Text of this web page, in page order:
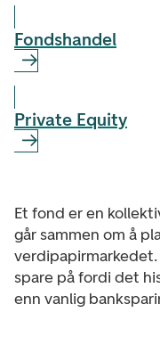
Fondshandel
Private Equity
Et fond er en
går sammen om å
spare på fordi det
enn vanlig